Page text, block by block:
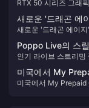
Ti의 새로운 세부
RTX 50 시리즈 그래
새로운 '드래곤 에
고 실시간 서비스
새로운 '드래곤 에이
Poppo Live의 스
스트리밍 목적지
인기 라이브 스트리
상하고 재미를 절대
미국에서 My
하는 방법
미국에서 My